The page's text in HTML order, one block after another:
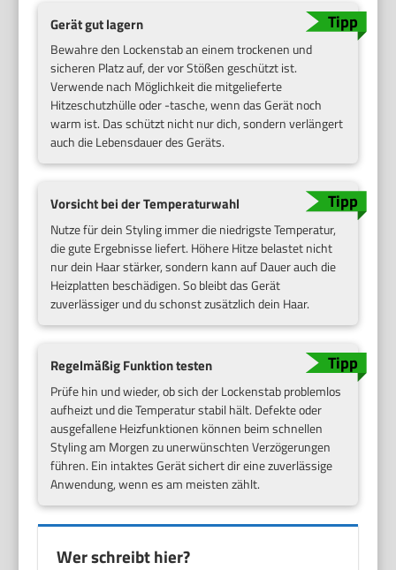
Gerät gut lagern
Bewahre den Lockenstab an einem trockenen und
sicheren Platz auf, der vor Stößen geschützt ist.
Verwende nach Möglichkeit die mitgelieferte
Hitzeschutzhülle oder -tasche, wenn das Gerät noch
warm ist. Das schützt nicht nur dich, sondern verlängert
auch die Lebensdauer des Geräts.
Vorsicht bei der Temperaturwahl
Nutze für dein Styling immer die niedrigste Temperatur,
die gute Ergebnisse liefert. Höhere Hitze belastet nicht
nur dein Haar stärker, sondern kann auf Dauer auch die
Heizplatten beschädigen. So bleibt das Gerät
zuverlässiger und du schonst zusätzlich dein Haar.
Regelmäßig Funktion testen
Prüfe hin und wieder, ob sich der Lockenstab problemlos
aufheizt und die Temperatur stabil hält. Defekte oder
ausgefallene Heizfunktionen können beim schnellen
Styling am Morgen zu unerwünschten Verzögerungen
führen. Ein intaktes Gerät sichert dir eine zuverlässige
Anwendung, wenn es am meisten zählt.
Wer schreibt hier?